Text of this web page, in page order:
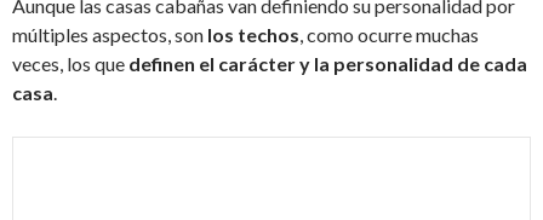
Aunque las casas cabañas van definiendo su personalidad por
múltiples aspectos, son los techos, como ocurre muchas
veces, los que definen el carácter y la personalidad de cada
casa.